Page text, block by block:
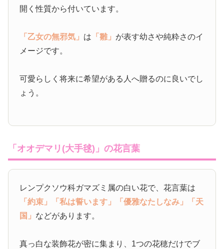
開く性質から付いています。
「乙女の無邪気」 は 「雛」 が表す幼さや純粋さのイ
メージです。
可愛らしく将来に希望がある人へ贈るのに良いでし
ょう。
「オオデマリ(大手毬)」の花言葉
レンプクソウ科ガマズミ属の白い花で、花言葉は
「約束」
「私は誓います」 「優雅なたしなみ」
「天
国」 などがあります。
真っ白な装飾花が密に集まり、1つの花穂だけでブ